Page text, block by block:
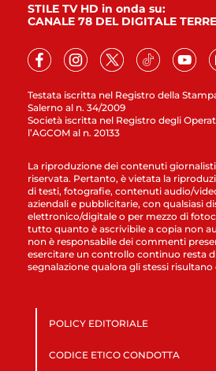
Testata iscritta nel Registro della
Salerno al n. 34/2009
Società iscritta nel Registro degli
l’AGCOM al n. 20133
STILE TV HD in onda su:
CANALE 78 DEL DIGITALE
La riproduzione dei contenuti
riservata. Pertanto, è vietata la
di testi, fotografie, contenuti audio/
aziendali e pubblicitarie, con qualsiasi
elettronico/digitale o per mezzo di
tutto quanto è ascrivibile a copia non
non è responsabile dei commenti
esercitare un controllo continuo resta
segnalazione qualora gli stessi
POLICY EDITORIALE
CODICE ETICO CONDOTTA